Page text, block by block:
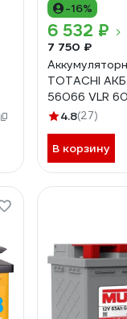
-16%
6 532 ₽
7 750 ₽
TOTACHI АКБ
56066 VLR
обратная 0
4.8(27)
В корзину